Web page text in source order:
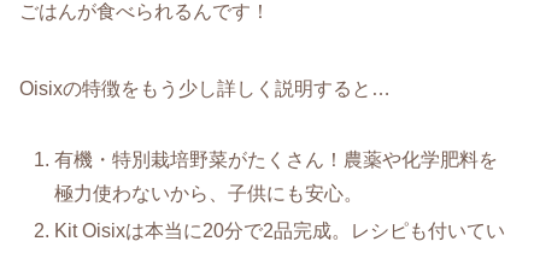
ごはんが食べられるんです！
Oisixの特徴をもう少し詳しく説明すると…
有機・特別栽培野菜がたくさん！農薬や化学肥料を
極力使わないから、子供にも安心。
Kit Oisixは本当に20分で2品完成。レシピも付いてい